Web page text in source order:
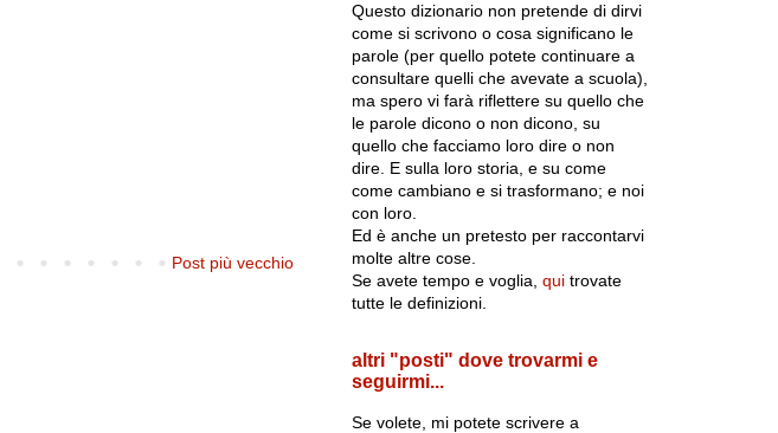
Post più vecchio
Questo dizionario non pretende di dirvi
come si scrivono o cosa significano le
parole (per quello potete continuare a
consultare quelli che avevate a scuola),
ma spero vi farà riflettere su quello che
le parole dicono o non dicono, su
quello che facciamo loro dire o non
dire. E sulla loro storia, e su come
come cambiano e si trasformano; e noi
con loro.
Ed è anche un pretesto per raccontarvi
molte altre cose.
Se avete tempo e voglia, quitrovate
tutte le definizioni.
altri "posti" dove trovarmi e
seguirmi...
Se volete, mi potete scrivere a